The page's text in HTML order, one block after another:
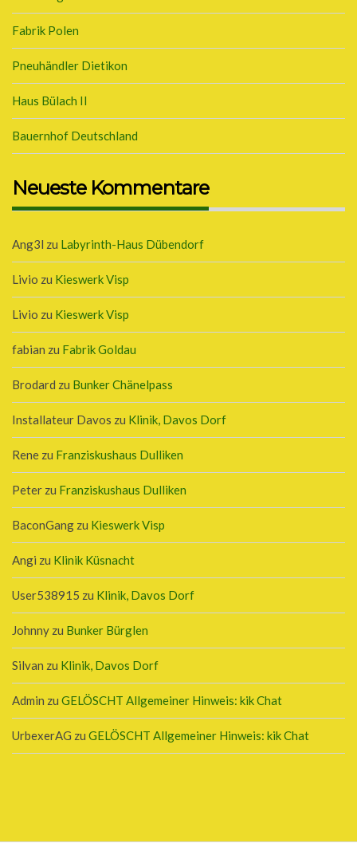
Fabrik Polen
Pneuhändler Dietikon
Haus Bülach II
Bauernhof Deutschland
Neueste Kommentare
Ang3l zu Labyrinth-Haus Dübendorf
Livio zu Kieswerk Visp
Livio zu Kieswerk Visp
fabian zu Fabrik Goldau
Brodard zu Bunker Chänelpass
Installateur Davos zu Klinik, Davos Dorf
Rene zu Franziskushaus Dulliken
Peter zu Franziskushaus Dulliken
BaconGang zu Kieswerk Visp
Angi zu Klinik Küsnacht
User538915 zu Klinik, Davos Dorf
Johnny zu Bunker Bürglen
Silvan zu Klinik, Davos Dorf
Admin zu GELÖSCHT Allgemeiner Hinweis: kik Chat
UrbexerAG zu GELÖSCHT Allgemeiner Hinweis: kik Chat